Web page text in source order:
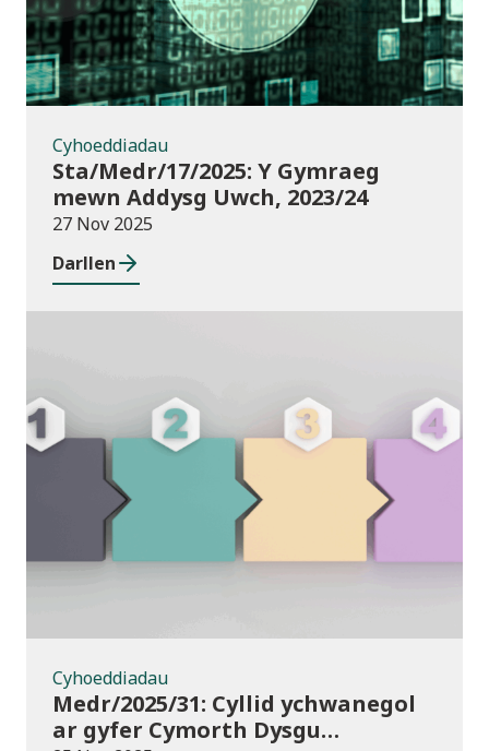
Cyhoeddiadau
Sta/Medr/17/2025: Y Gymraeg
mewn Addysg Uwch, 2023/24
27 Nov 2025
Darllen
Cyhoeddiadau
Cyhoeddiadau
Medr/2025/31: Cyllid ychwanegol
ar gyfer Cymorth Dysgu